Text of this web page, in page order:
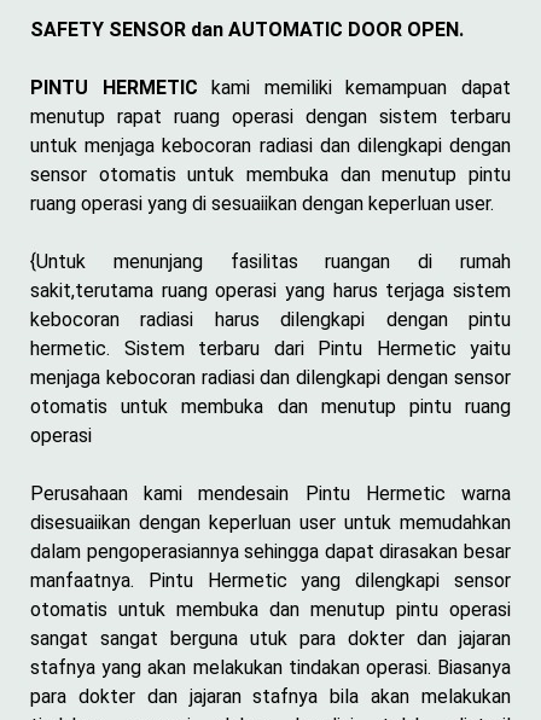
SAFETY SENSOR dan AUTOMATIC DOOR OPEN.
PINTU HERMETIC kami memiliki kemampuan dapat
menutup rapat ruang operasi dengan sistem terbaru
untuk menjaga kebocoran radiasi dan dilengkapi dengan
sensor otomatis untuk membuka dan menutup pintu
ruang operasi yang di sesuaiikan dengan keperluan user.
{Untuk menunjang fasilitas ruangan di rumah
sakit,terutama ruang operasi yang harus terjaga sistem
kebocoran radiasi harus dilengkapi dengan pintu
hermetic. Sistem terbaru dari Pintu Hermetic yaitu
menjaga kebocoran radiasi dan dilengkapi dengan sensor
otomatis untuk membuka dan menutup pintu ruang
operasi
Perusahaan kami mendesain Pintu Hermetic warna
disesuaiikan dengan keperluan user untuk memudahkan
dalam pengoperasiannya sehingga dapat dirasakan besar
manfaatnya. Pintu Hermetic yang dilengkapi sensor
otomatis untuk membuka dan menutup pintu operasi
sangat sangat berguna utuk para dokter dan jajaran
stafnya yang akan melakukan tindakan operasi. Biasanya
para dokter dan jajaran stafnya bila akan melakukan